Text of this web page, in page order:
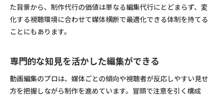
た背景から、制作代行の価値は単なる編集代行にとどまらず、変
化する視聴環境に合わせて媒体横断で最適化できる体制を持てる
ことにもあります。
専門的な知見を活かした編集ができる
動画編集のプロは、媒体ごとの傾向や視聴者が反応しやすい見せ
方を把握しながら制作を進めています。冒頭で注意を引く構成